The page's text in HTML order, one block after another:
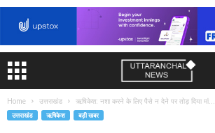
Home उत्तराखंड ऋषिकेश: नशा करने के लिए पैसे न देने पर तोड़ दिया मां...
उत्तराखंड ऋषिकेश बड़ी खबर